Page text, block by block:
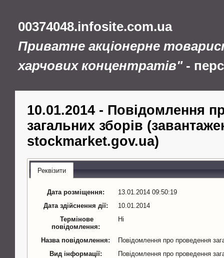
00374048.infosite.com.ua
Приватне акціонерне
харчових концентратів"-
10.01.2014 - Повідомлення
загальних зборів
stockmarket.gov.ua)
Реквізити
Дата розміщення:
13.01.2014 09:50:19
Дата здійснення дії:
10.01.2014
Термінове
повідомлення:
Ні
Назва повідомлення:
Повідомлення про проведення
Вид інформації:
Повідомлення про проведення